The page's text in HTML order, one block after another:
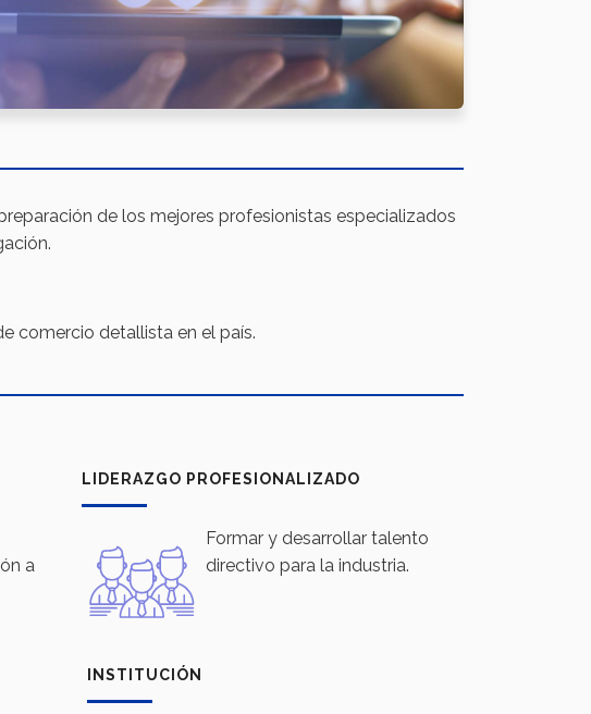
de los mejores profesionistas especializados
comercio detallista en el país.
a
LIDERAZGO PROFESIONALIZADO
Formar y desarrollar talento
directivo para la industria.
INSTITUCIÓN